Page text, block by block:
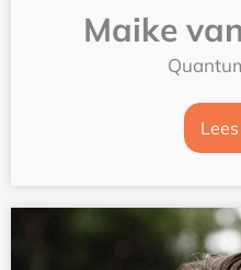
Maike